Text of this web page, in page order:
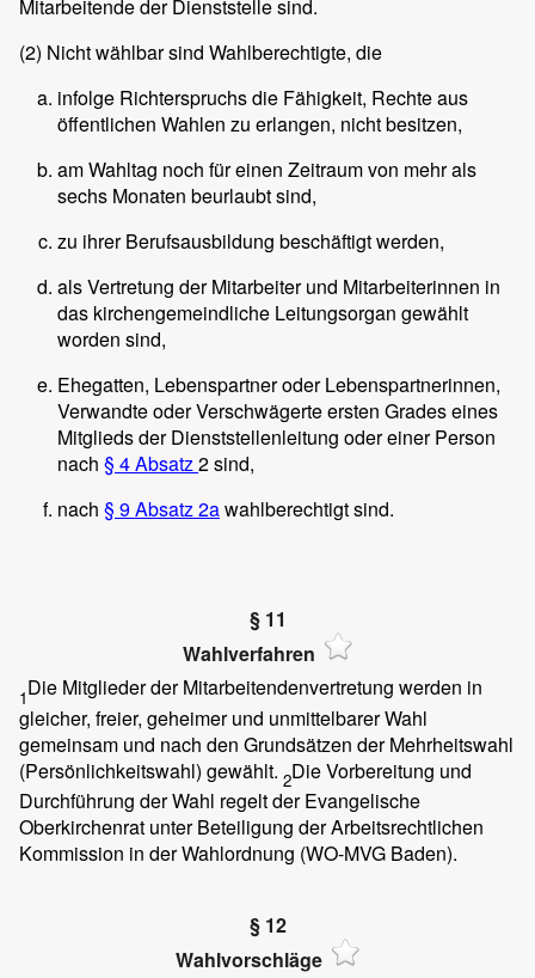
Mitarbeitende der Dienststelle sind.
(2) Nicht wählbar sind Wahlberechtigte, die
infolge Richterspruchs die Fähigkeit, Rechte aus
öffentlichen Wahlen zu erlangen, nicht besitzen,
am Wahltag noch für einen Zeitraum von mehr als
sechs Monaten beurlaubt sind,
zu ihrer Berufsausbildung beschäftigt werden,
als Vertretung der Mitarbeiter und Mitarbeiterinnen in
das kirchengemeindliche Leitungsorgan gewählt
worden sind,
Ehegatten, Lebenspartner oder Lebenspartnerinnen,
Verwandte oder Verschwägerte ersten Grades eines
Mitglieds der Dienststellenleitung oder einer Person
nach § 4 Absatz2 sind,
nach § 9 Absatz 2awahlberechtigt sind.
§ 11
Wahlverfahren
1Die Mitglieder der Mitarbeitendenvertretung werden in
gleicher, freier, geheimer und unmittelbarer Wahl
gemeinsam und nach den Grundsätzen der Mehrheitswahl
(Persönlichkeitswahl) gewählt. 2Die Vorbereitung und
Durchführung der Wahl regelt der Evangelische
Oberkirchenrat unter Beteiligung der Arbeitsrechtlichen
Kommission in der Wahlordnung (WO-MVG Baden).
§ 12
Wahlvorschläge